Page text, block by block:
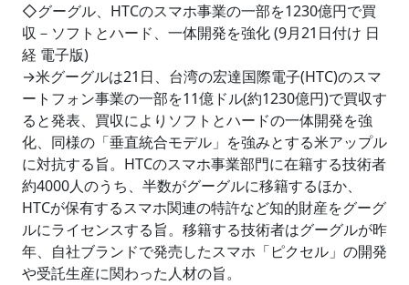
◇グーグル、HTCのスマホ事業の一部を1230億円で買
収－ソフトとハード、一体開発を強化 (9月21日付け 日
経 電子版)
→米グーグルは21日、台湾の宏達国際電子(HTC)のスマ
ートフォン事業の一部を11億ドル(約1230億円)で買収す
ると発表、買収によりソフトとハードの一体開発を強
化、同様の「垂直統合モデル」を強みとする米アップル
に対抗する旨。HTCのスマホ事業部門に在籍する技術者
約4000人のうち、半数がグーグルに移籍するほか、
HTCが保有するスマホ関連の特許など知的財産をグーグ
ルにライセンスする旨。移籍する技術者はグーグルが昨
年、自社ブランドで発売したスマホ「ピクセル」の開発
や受託生産に関わった人材の旨。